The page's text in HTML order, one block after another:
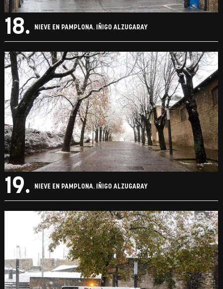
18. NIEVE EN PAMPLONA. IÑIGO ALZUGARAY
19. NIEVE EN PAMPLONA. IÑIGO ALZUGARAY